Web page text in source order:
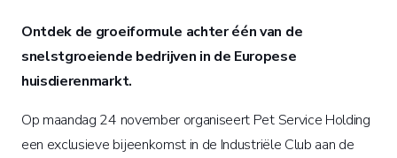
Ontdek de groeiformule achter één van de
snelstgroeiende bedrijven in de Europese
huisdierenmarkt.
Op maandag 24 november organiseert Pet Service Holding
een exclusieve bijeenkomst in de Industriële Club aan de